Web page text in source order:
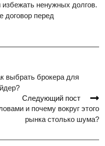
ненужных долгов.
договор перед
выбрать брокера для
Следующий пост
и почему вокруг этого
рынка столько шума?